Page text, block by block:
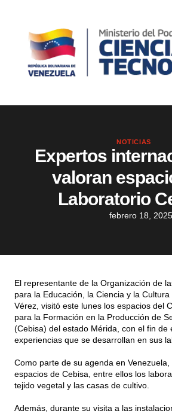
NOTICIAS
Expertos
valoran
Laboratorio
febrero 18, 2025
El representante de la Organización de
para la Educación, la Ciencia y la
Vérez, visitó este lunes los espacios del
para la Formación en la Producción de
(Cebisa) del estado Mérida, con el fin de
experiencias que se desarrollan en sus
Como parte de su agenda en
espacios de Cebisa, entre ellos los
tejido vegetal y las casas de cultivo.
Además, durante su visita a las